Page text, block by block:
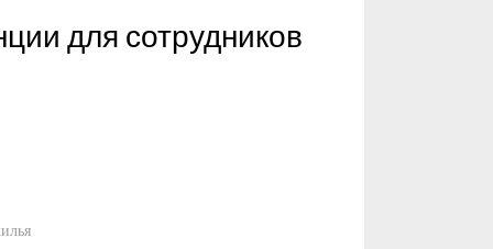
для сотрудников